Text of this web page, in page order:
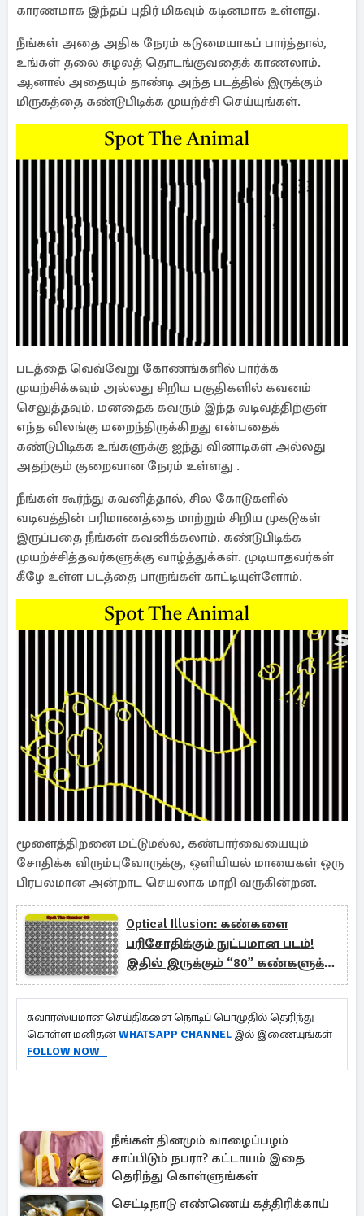
காரணமாக இந்தப் புதிர் மிகவும் கடினமாக உள்ளது.
நீங்கள் அதை அதிக நேரம் கடுமையாகப் பார்த்தால்,
உங்கள் தலை சுழலத் தொடங்குவதைக் காணலாம்.
ஆனால் அதையும் தாண்டி அந்த படத்தில் இருக்கும்
மிருகத்தை கண்டுபிடிக்க முயற்ச்சி செய்யுங்கள்.
படத்தை வெவ்வேறு கோணங்களில் பார்க்க
முயற்சிக்கவும் அல்லது சிறிய பகுதிகளில் கவனம்
செலுத்தவும். மனதைக் கவரும் இந்த வடிவத்திற்குள்
எந்த விலங்கு மறைந்திருக்கிறது என்பதைக்
கண்டுபிடிக்க உங்களுக்கு ஐந்து வினாடிகள் அல்லது
அதற்கும் குறைவான நேரம் உள்ளது .
நீங்கள் கூர்ந்து கவனித்தால், சில கோடுகளில்
வடிவத்தின் பரிமாணத்தை மாற்றும் சிறிய முகடுகள்
இருப்பதை நீங்கள் கவனிக்கலாம். கண்டுபிடிக்க
முயற்ச்சித்தவர்களுக்கு வாழ்த்துக்கள். முடியாதவர்கள்
கீழே உள்ள படத்தை பாருங்கள் காட்டியுள்ளோம்.
மூளைத்திறனை மட்டுமல்ல, கண்பார்வையையும்
சோதிக்க விரும்புவோருக்கு, ஒளியியல் மாயைகள் ஒரு
பிரபலமான அன்றாட செயலாக மாறி வருகின்றன.
Optical Illusion: கண்களை
பரிசோதிக்கும் நுட்பமான படம்!
இதில் இருக்கும் “80” கண்களுக்கு
தெரிகிறதா?
சுவாரஸ்யமான செய்திகளை நொடிப் பொழுதில் தெரிந்து
கொள்ள மனிதன்WHATSAPP CHANNEL இல் இணையுங்கள்
FOLLOW NOW
நீங்கள் தினமும் வாழைப்பழம்
சாப்பிடும் நபரா? கட்டாயம் இதை
தெரிந்து கொள்ளுங்கள்
செட்டிநாடு எண்ணெய் கத்திரிக்காய்